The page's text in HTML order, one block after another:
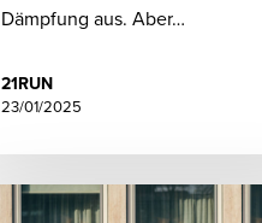
Dämpfung aus. Aber…
21RUN
23/01/2025